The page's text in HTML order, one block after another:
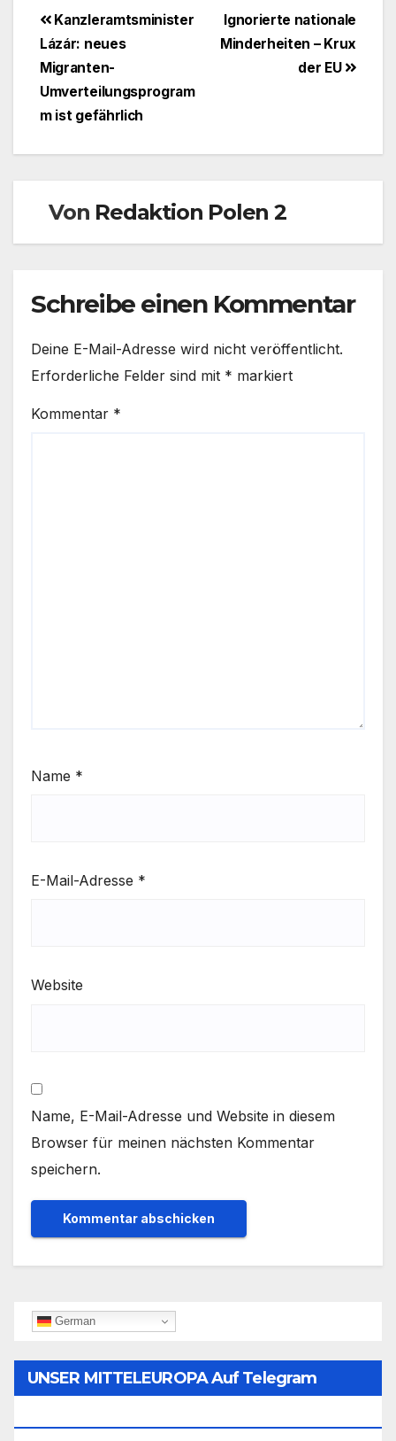
BeitragsnavigationIgnorierte nationale
Minderheiten – Krux
der EU
Kanzleramtsminister
Lázár: neues
Migranten-
Umverteilungsprogram
m ist gefährlich
Von Redaktion Polen 2
Schreibe einen Kommentar
Deine E-Mail-Adresse wird nicht veröffentlicht.
Erforderliche Felder sind mit * markiert
Kommentar *
Name *
E-Mail-Adresse *
Website
Name, E-Mail-Adresse und Website in diesem
Browser für meinen nächsten Kommentar
speichern.
German
UNSER MITTELEUROPA Auf Telegram